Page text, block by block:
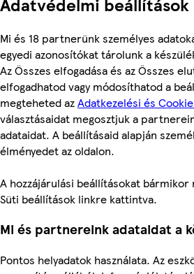
Mi és 18 partnerünk személyes
egyedi azonosítókat tárolunk a
Az Összes elfogadása és az Összes
elfogadhatod vagy módosíthatod a
megteheted azAdatkezelési és
választásaidat megosztjuk a
adataidat. A beállításaid alapján
élményedet az oldalon.
A hozzájárulási beállításokat
Süti beállítások linkre kattintva.
Mi és partnereink adataidat a
Pontos helyadatok használata. Az